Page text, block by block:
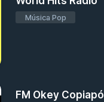
Música Pop
FM Okey Copiapó